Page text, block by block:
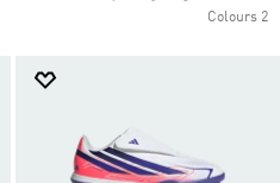
2 Colours